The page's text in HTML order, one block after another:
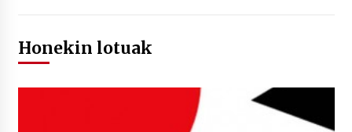
Honekin lotuak